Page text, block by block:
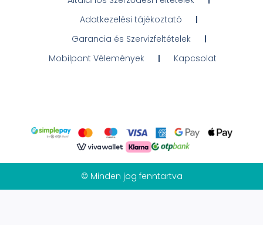
Adatkezelési tájékoztató
Garancia és Szervizfeltételek
Mobilpont Vélemények
Kapcsolat
© Minden jog fenntartva